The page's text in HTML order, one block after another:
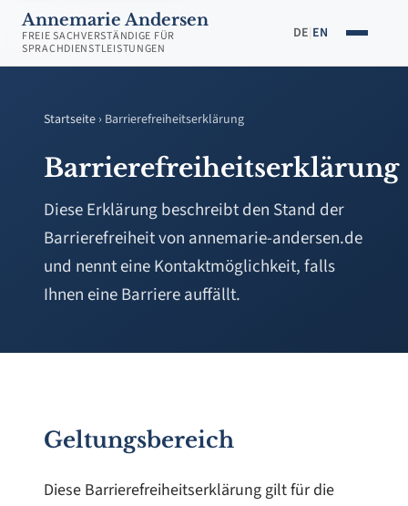
Annemarie Andersen
FREIE SACHVERSTÄNDIGE FÜR
SPRACHDIENSTLEISTUNGEN
DE|EN
Startseite › Barrierefreiheitserklärung
Barrierefreiheitserklärung
Diese Erklärung beschreibt den Stand der
Barrierefreiheit von annemarie-andersen.de
und nennt eine Kontaktmöglichkeit, falls
Ihnen eine Barriere auffällt.
Geltungsbereich
Diese Barrierefreiheitserklärung gilt für die